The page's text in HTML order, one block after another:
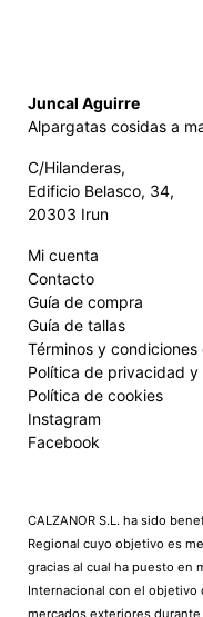
Juncal Aguirre
Alpargatas cosidas a
C/Hilanderas,
Edificio Belasco, 34,
20303 Irun
Mi cuenta
Contacto
Guía de compra
Guía de tallas
Términos y condiciones
Política de privacidad y
Política de cookies
Instagram
Facebook
CALZANOR S.L. ha sido
Regional cuyo objetivo es
gracias al cual ha puesto en
Internacional con el
mercados exteriores